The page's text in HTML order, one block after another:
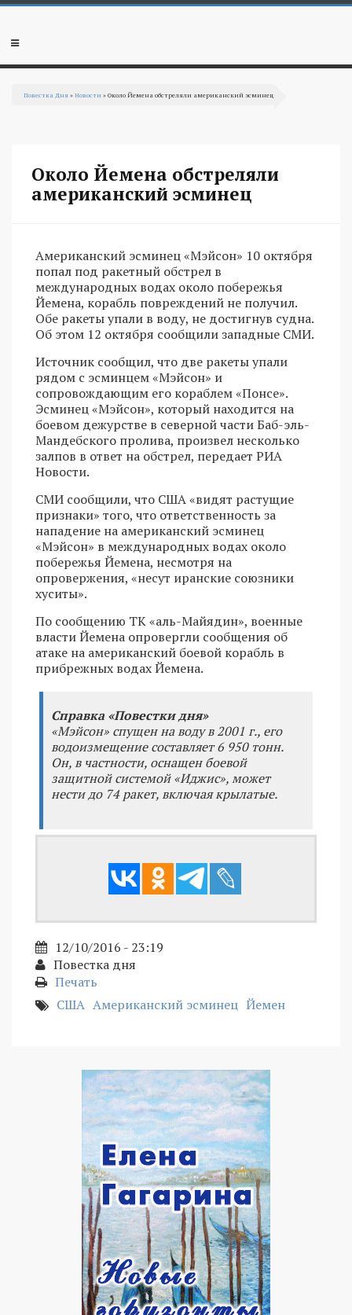
Перейти к основному содержанию
Мобильное
Повестка Дня »Новости » Около Йемена обстреляли американский эсминец
Около Йемена обстреляли
американский эсминец
Американский эсминец «Мэйсон» 10 октября
попал под ракетный обстрел в
международных водах около побережья
Йемена, корабль повреждений не получил.
Обе ракеты упали в воду, не достигнув судна.
Об этом 12 октября сообщили западные СМИ.
Источник сообщил, что две ракеты упали
рядом с эсминцем «Мэйсон» и
сопровождающим его кораблем «Понсе».
Эсминец «Мэйсон», который находится на
боевом дежурстве в северной части Баб-эль-
Мандебского пролива, произвел несколько
залпов в ответ на обстрел, передает РИА
Новости.
СМИ сообщили, что США «видят растущие
признаки» того, что ответственность за
нападение на американский эсминец
«Мэйсон» в международных водах около
побережья Йемена, несмотря на
опровержения, «несут иранские союзники
хуситы».
По сообщению ТК «аль-Майядин», военные
власти Йемена опровергли сообщения об
атаке на американский боевой корабль в
прибрежных водах Йемена.
Справка «Повестки дня»
«Мэйсон» спущен на воду в 2001 г., его
водоизмещение составляет 6 950 тонн.
Он, в частности, оснащен боевой
защитной системой «Иджис», может
нести до 74 ракет, включая крылатые.
12/10/2016 - 23:19
Повестка дня
Печать
США Американский эсминец Йемен